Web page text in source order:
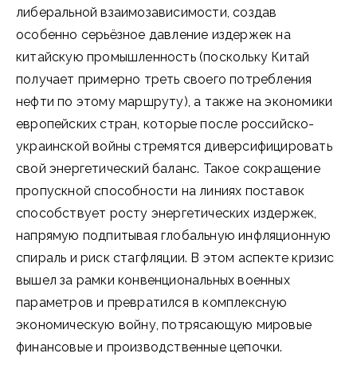
либеральной взаимозависимости, создав
особенно серьёзное давление издержек на
китайскую промышленность (поскольку Китай
получает примерно треть своего потребления
нефти по этому маршруту), а также на экономики
европейских стран, которые после российско-
украинской войны стремятся диверсифицировать
свой энергетический баланс. Такое сокращение
пропускной способности на линиях поставок
способствует росту энергетических издержек,
напрямую подпитывая глобальную инфляционную
спираль и риск стагфляции. В этом аспекте кризис
вышел за рамки конвенциональных военных
параметров и превратился в комплексную
экономическую войну, потрясающую мировые
финансовые и производственные цепочки.